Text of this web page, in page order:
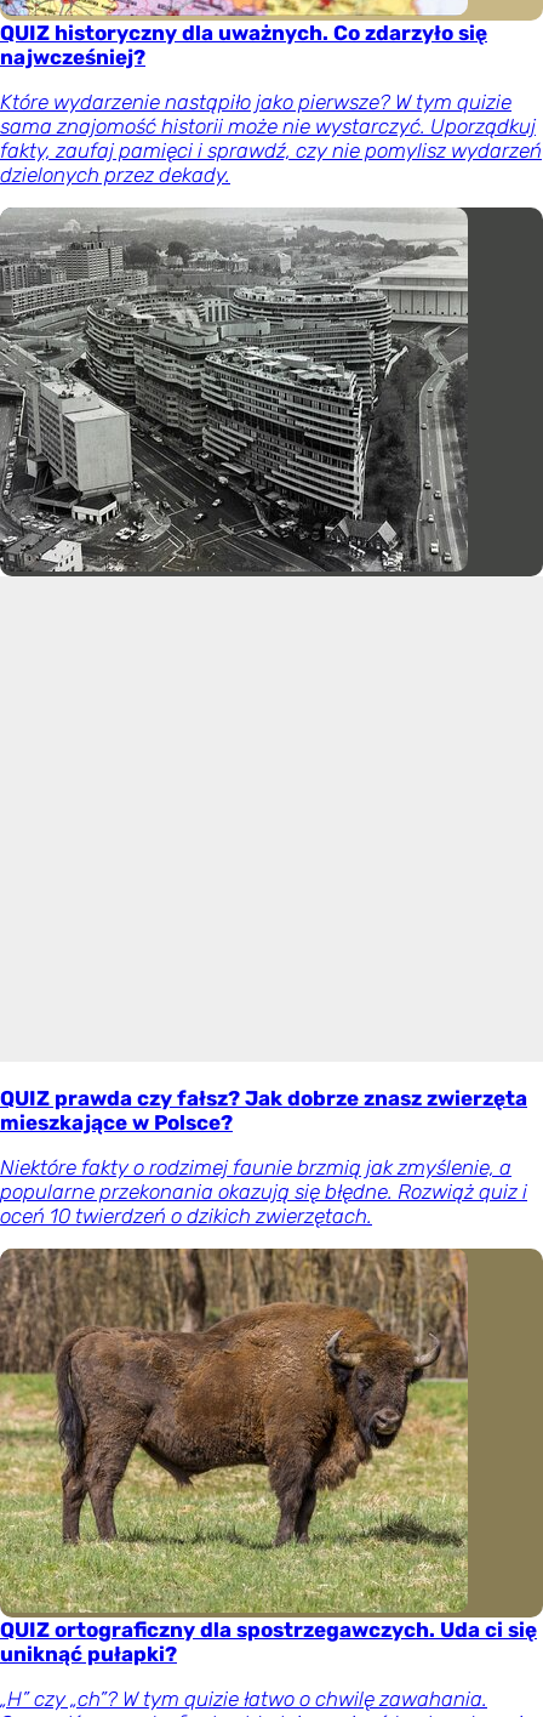
QUIZ historyczny dla uważnych. Co zdarzyło się
najwcześniej?
Które wydarzenie nastąpiło jako pierwsze? W tym quizie
sama znajomość historii może nie wystarczyć. Uporządkuj
fakty, zaufaj pamięci i sprawdź, czy nie pomylisz wydarzeń
dzielonych przez dekady.
QUIZ prawda czy fałsz? Jak dobrze znasz zwierzęta
mieszkające w Polsce?
Niektóre fakty o rodzimej faunie brzmią jak zmyślenie, a
popularne przekonania okazują się błędne. Rozwiąż quiz i
oceń 10 twierdzeń o dzikich zwierzętach.
QUIZ ortograficzny dla spostrzegawczych. Uda ci się
uniknąć pułapki?
„H” czy „ch”? W tym quizie łatwo o chwilę zawahania.